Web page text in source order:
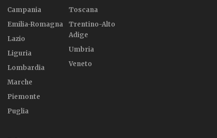
Campania
Emilia-Romagna
Lazio
Liguria
Lombardia
Marche
Piemonte
Puglia
Toscana
Trentino-Alto
Adige
Umbria
Veneto